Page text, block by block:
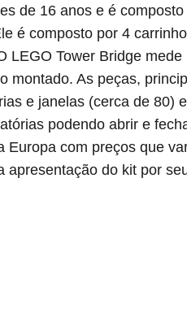
de 16 anos e é
é composto por 4
LEGO Tower Bridge
montado. As peças,
e janelas (cerca de 80)
podendo abrir e
Europa com preços que
do kit por